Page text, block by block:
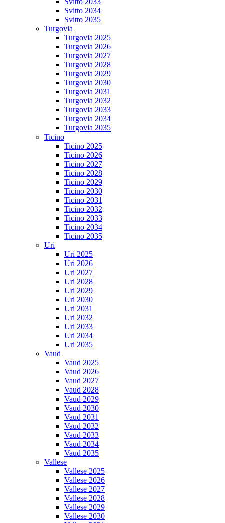
Svitto 2034
Svitto 2035
Turgovia
Turgovia 2025
Turgovia 2026
Turgovia 2027
Turgovia 2028
Turgovia 2029
Turgovia 2030
Turgovia 2031
Turgovia 2032
Turgovia 2033
Turgovia 2034
Turgovia 2035
Ticino
Ticino 2025
Ticino 2026
Ticino 2027
Ticino 2028
Ticino 2029
Ticino 2030
Ticino 2031
Ticino 2032
Ticino 2033
Ticino 2034
Ticino 2035
Uri
Uri 2025
Uri 2026
Uri 2027
Uri 2028
Uri 2029
Uri 2030
Uri 2031
Uri 2032
Uri 2033
Uri 2034
Uri 2035
Vaud
Vaud 2025
Vaud 2026
Vaud 2027
Vaud 2028
Vaud 2029
Vaud 2030
Vaud 2031
Vaud 2032
Vaud 2033
Vaud 2034
Vaud 2035
Vallese
Vallese 2025
Vallese 2026
Vallese 2027
Vallese 2028
Vallese 2029
Vallese 2030